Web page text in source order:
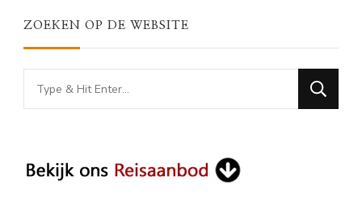
ZOEKEN OP DE WEBSITE
Looking
for